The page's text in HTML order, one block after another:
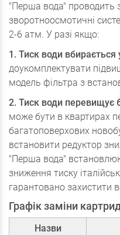
"Перша вода" проводить
зворотноосмотичні
2-6 атм. У разі якщо:
1. Тиск води вбирається
доукомплектувати
модель фільтра з
2. Тиск води перевищує
може бути в квартирах
багатоповерхових
встановити редуктор
"Перша вода"
зниження тиску
гарантовано захистити
Графік заміни
Назви